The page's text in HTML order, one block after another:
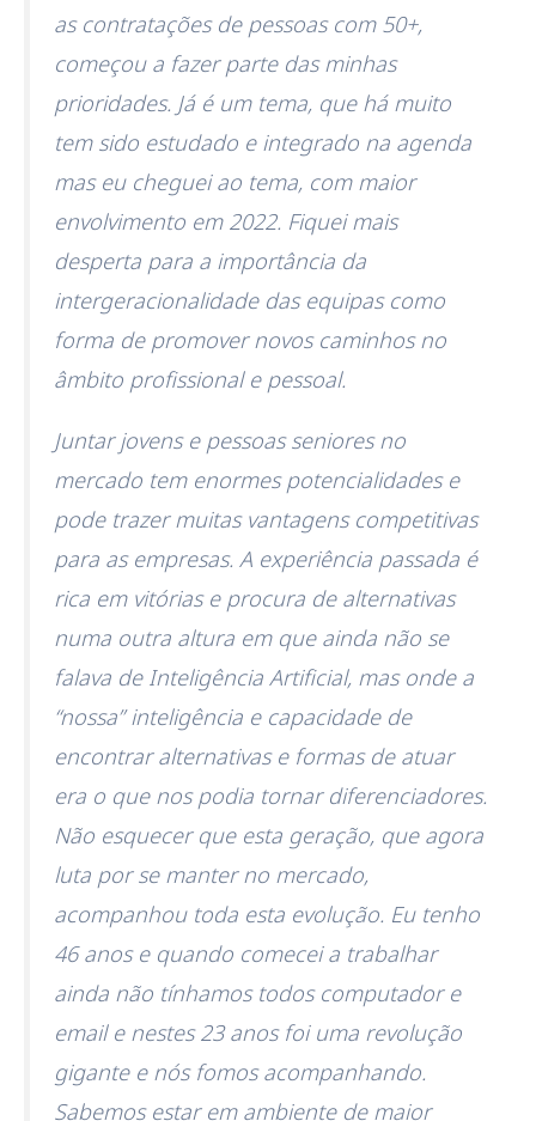
as contratações de pessoas com 50+,
começou a fazer parte das minhas
prioridades. Já é um tema, que há muito
tem sido estudado e integrado na agenda
mas eu cheguei ao tema, com maior
envolvimento em 2022. Fiquei mais
desperta para a importância da
intergeracionalidade das equipas como
forma de promover novos caminhos no
âmbito profissional e pessoal.
Juntar jovens e pessoas seniores no
mercado tem enormes potencialidades e
pode trazer muitas vantagens competitivas
para as empresas. A experiência passada é
rica em vitórias e procura de alternativas
numa outra altura em que ainda não se
falava de Inteligência Artificial, mas onde a
“nossa” inteligência e capacidade de
encontrar alternativas e formas de atuar
era o que nos podia tornar diferenciadores.
Não esquecer que esta geração, que agora
luta por se manter no mercado,
acompanhou toda esta evolução. Eu tenho
46 anos e quando comecei a trabalhar
ainda não tínhamos todos computador e
email e nestes 23 anos foi uma revolução
gigante e nós fomos acompanhando.
Sabemos estar em ambiente de maior